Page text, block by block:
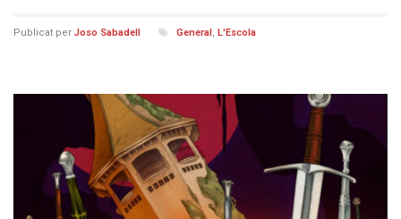
Publicat per Joso Sabadell General , L'Escola